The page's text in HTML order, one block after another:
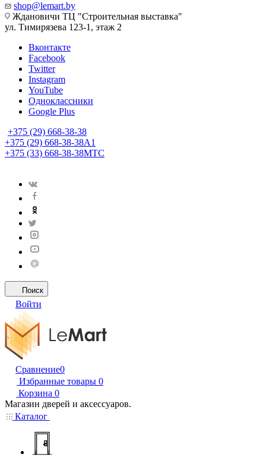
shop@lemart.by
Ждановичи ТЦ "Строительная выставка"
ул. Тимирязева 123-1, этаж 2
Вконтакте
Facebook
Twitter
Instagram
YouTube
Одноклассники
Google Plus
+375 (29) 668-38-38
+375 (29) 668-38-38A1
+375 (33) 668-38-38МТС
Поиск
Войти
Сравнение0
Избранные товары 0
Корзина 0
Магазин дверей и аксессуаров.
Каталог